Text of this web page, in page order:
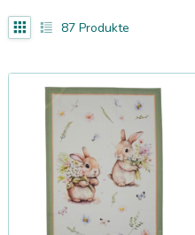
87 Produkte